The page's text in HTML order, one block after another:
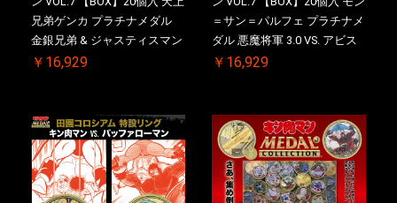
兄弟ゲンカ プラチナメダル
金銀兄弟 & ジャスティスマン
2.0 ケース付き【初回購入特
一斉出荷予定
￥16,929
＝サン＝パルフェ プラチナメ
ダル 悪魔将軍 3.0 VS. アビス
マン【初回購入特典 】
斉出荷予定
￥16,929